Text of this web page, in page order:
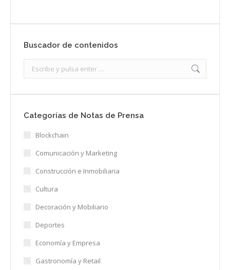
Buscador de contenidos
Categorías de Notas de Prensa
Blockchain
Comunicación y Marketing
Construcción e Inmobiliaria
Cultura
Decoración y Mobiliario
Deportes
Economía y Empresa
Gastronomía y Retail